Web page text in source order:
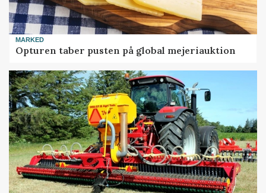
MARKED
Opturen taber pusten på global mejeriauktion